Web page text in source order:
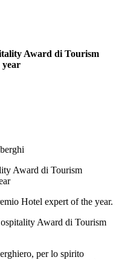
Award di Tourism
year
Award di Tourism
Hotel expert of the year.
Award di Tourism
per lo spirito